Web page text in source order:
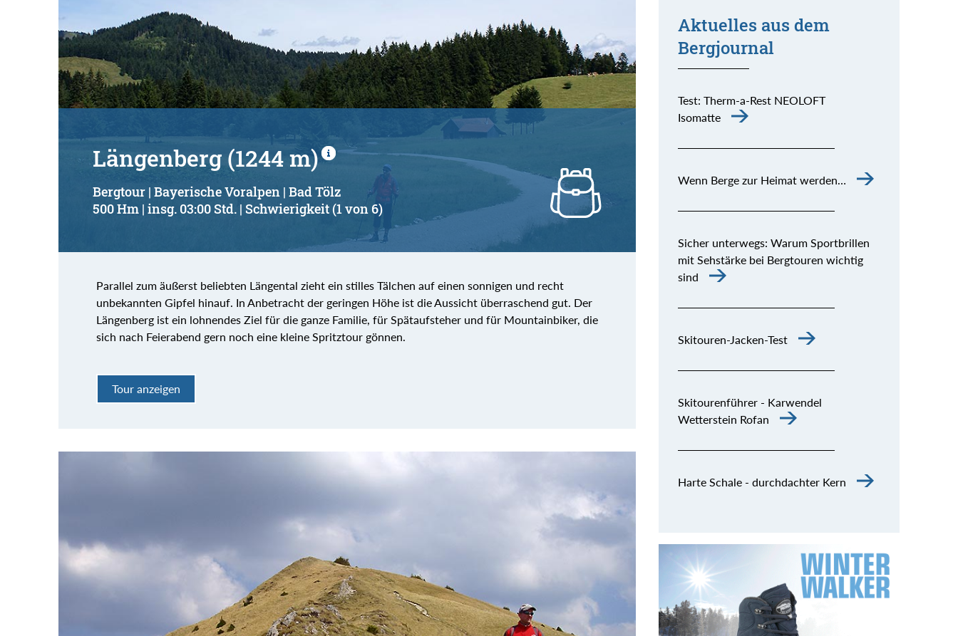
bis
Suchbegriff:
Längenberg (1244 m)
Bergtour | Bayerische Voralpen | Bad Tölz
500 Hm | insg. 03:00 Std. | Schwierigkeit (1 von 6)
Parallel zum äußerst beliebten Längental zieht ein stilles Tälchen auf einen sonnigen und recht
unbekannten Gipfel hinauf. In Anbetracht der geringen Höhe ist die Aussicht überraschend gut. Der
Längenberg ist ein lohnendes Ziel für die ganze Familie, für Spätaufsteher und für Mountainbiker, die
sich nach Feierabend gern noch eine kleine Spritztour gönnen.
Tour anzeigen
Aktuelles aus dem
Bergjournal
Test: Therm-a-Rest NEOLOFT
Isomatte
Wenn Berge zur Heimat werden…
Sicher unterwegs: Warum Sportbrillen
mit Sehstärke bei Bergtouren wichtig
sind
Skitouren-Jacken-Test
Skitourenführer - Karwendel
Wetterstein Rofan
Harte Schale - durchdachter Kern